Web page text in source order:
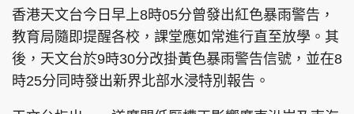
香港天文台今日早上8時05分曾發出紅色暴雨警告，
教育局隨即提醒各校，課堂應如常進行直至放學。其
後，天文台於9時30分改掛黃色暴雨警告信號，並在8
時25分同時發出新界北部水浸特別報告。